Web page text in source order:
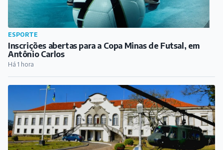
CIDADE
Radares são retirados da MG-338, entre Barbacena e
Campolide
Há 53 min